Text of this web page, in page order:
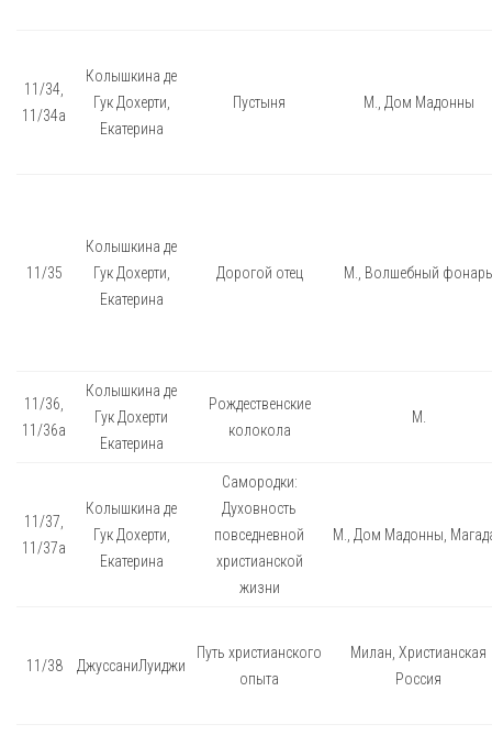
11/34,
11/34а
Колышкина де
Гук Дохерти,
Екатерина
Пустыня М., Дом Мадонны
11/35
Колышкина де
Гук Дохерти,
Екатерина
Дорогой отец М., Волшебный фонарь
11/36,
11/36а
Колышкина де
Гук Дохерти
Екатерина
Рождественские
колокола
М.
11/37,
11/37а
Колышкина де
Гук Дохерти,
Екатерина
Самородки:
Духовность
повседневной
христианской
жизни
М., Дом Мадонны,
11/38 ДжуссаниЛуиджи
Путь христианского
опыта
Милан, Христианская
Россия